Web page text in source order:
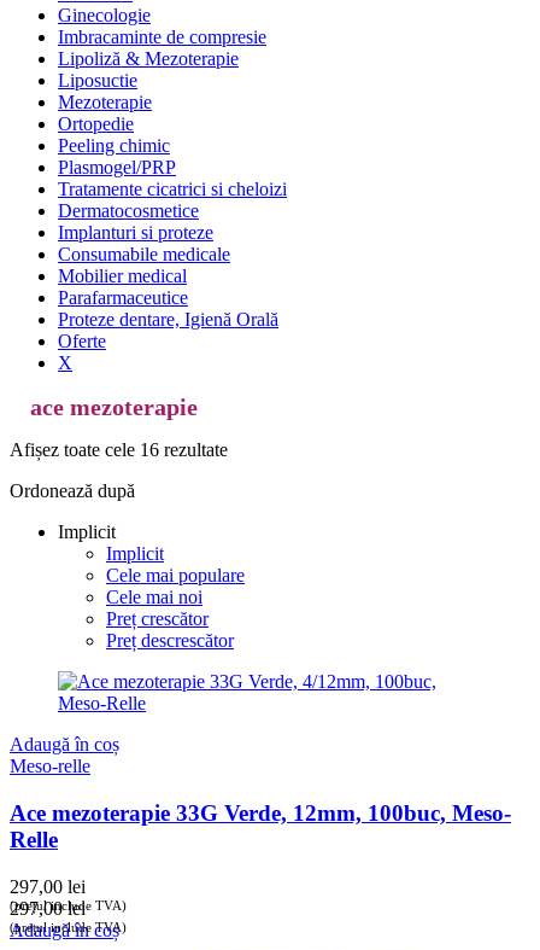
Ginecologie
Imbracaminte de compresie
Lipoliză & Mezoterapie
Liposuctie
Mezoterapie
Ortopedie
Peeling chimic
Plasmogel/PRP
Tratamente cicatrici si cheloizi
Dermatocosmetice
Implanturi si proteze
Consumabile medicale
Mobilier medical
Parafarmaceutice
Proteze dentare, Igienă Orală
Oferte
X
ace mezoterapie
Afișez toate cele 16 rezultate
Ordonează după
Implicit
Implicit
Cele mai populare
Cele mai noi
Preț crescător
Preț descrescător
Adaugă în coș
Meso-relle
Ace mezoterapie 33G Verde, 12mm, 100buc, Meso-
Relle
297,00 lei
(prețul include TVA)
297,00lei
(prețul include TVA)
Adaugă în coș